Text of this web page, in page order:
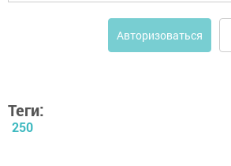
Авторизоваться
Теги:
250